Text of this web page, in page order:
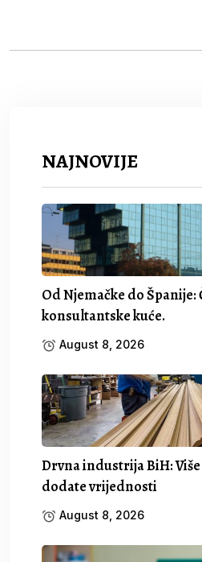
NAJNOVIJE
Od Njemačke do
konsultantske kuće.
August 8, 2026
Drvna industrija BiH:
dodate vrijednosti
August 8, 2026